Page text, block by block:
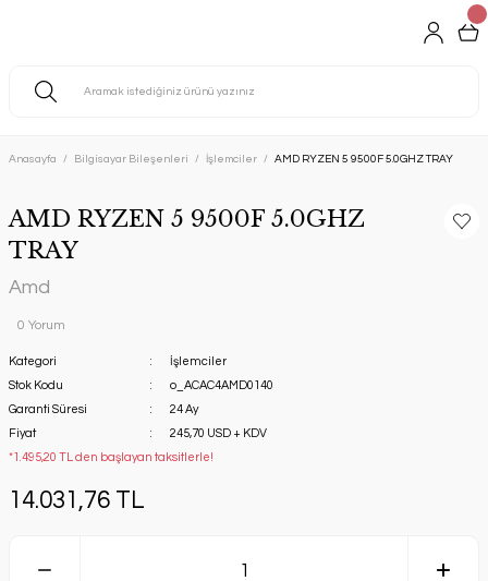
Anasayfa Bilgisayar Bileşenleri İşlemciler AMD RYZEN 5 9500F 5.0GHZ TRAY
AMD RYZEN 5 9500F 5.0GHZ
TRAY
Amd
0 Yorum
Kategori
İşlemciler
Stok Kodu
o_ACAC4AMD0140
Garanti Süresi
24 Ay
Fiyat
245,70 USD + KDV
*1.495,20 TL den başlayan taksitlerle!
14.031,76 TL